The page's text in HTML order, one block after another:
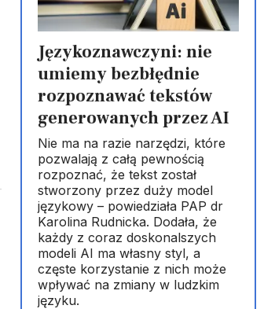
Językoznawczyni: nie
umiemy bezbłędnie
rozpoznawać tekstów
generowanych przez AI
Nie ma na razie narzędzi, które
pozwalają z całą pewnością
rozpoznać, że tekst został
stworzony przez duży model
językowy – powiedziała PAP dr
Karolina Rudnicka. Dodała, że
każdy z coraz doskonalszych
modeli AI ma własny styl, a
częste korzystanie z nich może
wpływać na zmiany w ludzkim
języku.